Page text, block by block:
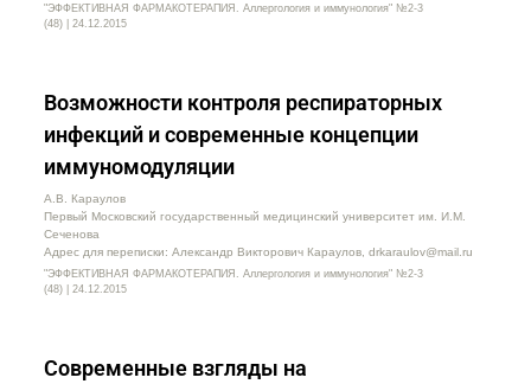
"ЭФФЕКТИВНАЯ ФАРМАКОТЕРАПИЯ. Аллергология и иммунология" №2-3
(48) | 24.12.2015
Возможности контроля респираторных
инфекций и современные концепции
иммуномодуляции
А.В. Караулов
Первый Московский государственный медицинский университет им. И.М.
Сеченова
Адрес для переписки: Александр Викторович Караулов, drkaraulov@mail.ru
"ЭФФЕКТИВНАЯ ФАРМАКОТЕРАПИЯ. Аллергология и иммунология" №2-3
(48) | 24.12.2015
Современные взгляды на